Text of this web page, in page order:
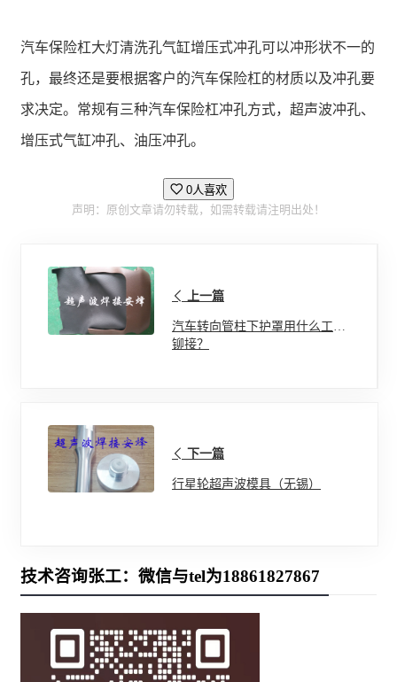
汽车保险杠大灯清洗孔气缸增压式冲孔可以冲形状不一的
孔，最终还是要根据客户的汽车保险杠的材质以及冲孔要
求决定。常规有三种汽车保险杠冲孔方式，超声波冲孔、
增压式气缸冲孔、油压冲孔。
0人喜欢
声明：原创文章请勿转载，如需转载请注明出处！
上一篇
汽车转向管柱下护罩用什么工艺
铆接？
下一篇
行星轮超声波模具（无锡）
技术咨询张工：微信与tel为18861827867